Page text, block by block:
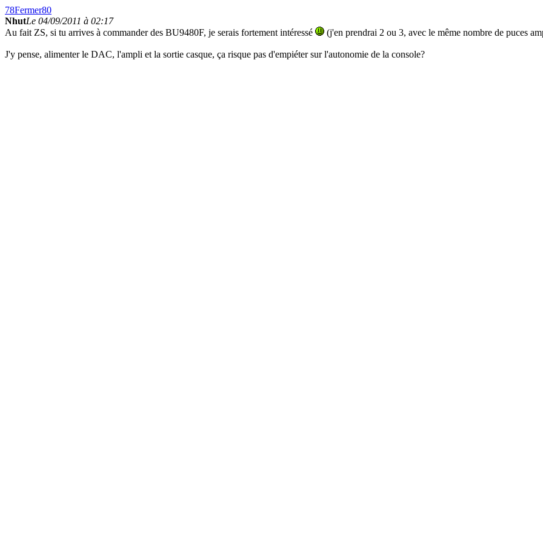
78Fermer80
NhutLe 04/09/2011 à 02:17
Au fait ZS, si tu arrives à commander des BU9480F, je serais fortement intéressé
(j'en prendrai 2 ou 3, avec le même nombre de puces
J'y pense, alimenter le DAC, l'ampli et la sortie casque, ça risque pas d'empiéter sur l'autonomie de la console?